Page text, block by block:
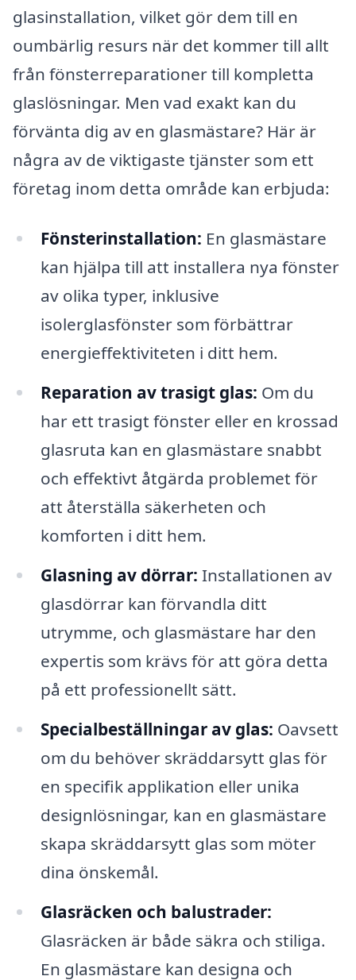
glasinstallation, vilket gör dem till en
oumbärlig resurs när det kommer till allt
från fönsterreparationer till kompletta
glaslösningar. Men vad exakt kan du
förvänta dig av en glasmästare? Här är
några av de viktigaste tjänster som ett
företag inom detta område kan erbjuda:
Fönsterinstallation: En glasmästare
kan hjälpa till att installera nya fönster
av olika typer, inklusive
isolerglasfönster som förbättrar
energieffektiviteten i ditt hem.
Reparation av trasigt glas: Om du
har ett trasigt fönster eller en krossad
glasruta kan en glasmästare snabbt
och effektivt åtgärda problemet för
att återställa säkerheten och
komforten i ditt hem.
Glasning av dörrar: Installationen av
glasdörrar kan förvandla ditt
utrymme, och glasmästare har den
expertis som krävs för att göra detta
på ett professionellt sätt.
Specialbeställningar av glas: Oavsett
om du behöver skräddarsytt glas för
en specifik applikation eller unika
designlösningar, kan en glasmästare
skapa skräddarsytt glas som möter
dina önskemål.
Glasräcken och balustrader:
Glasräcken är både säkra och stiliga.
En glasmästare kan designa och